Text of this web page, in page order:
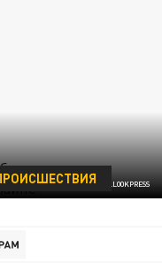
GLOBAL LOOK PRESS/GLOBALLOOKPRESS